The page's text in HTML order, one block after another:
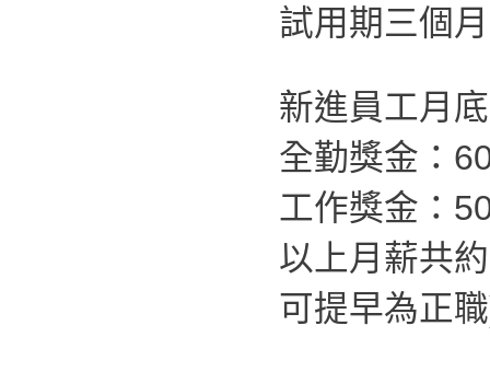
試用期三個
新進員工月
全勤獎金：
工作獎金：
以上月薪共
可提早為正